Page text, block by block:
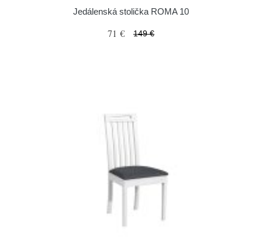
Jedálenská stolička ROMA 10
71 € 149 €